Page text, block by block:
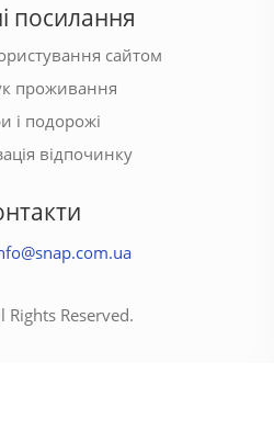
посилання
сайтом
проживання
і подорожі
відпочинку
Reserved.